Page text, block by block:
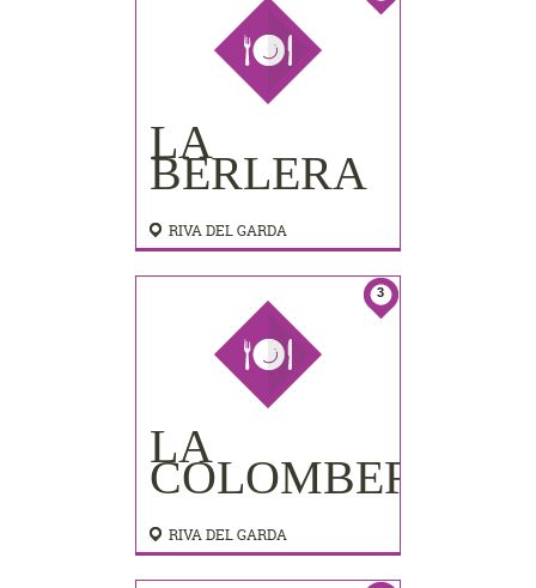
LA
BERLERA
RIVA DEL GARDA
3
LA
COLOMBERA
RIVA DEL GARDA